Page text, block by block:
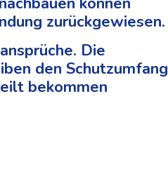
zurückgewiesen.
Die
den Schutzumfang
bekommen